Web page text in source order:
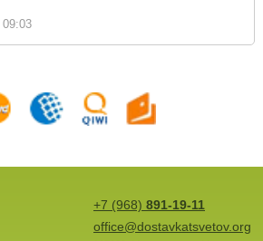
+7 (968) 891-19-11
office@dostavkatsvetov.org